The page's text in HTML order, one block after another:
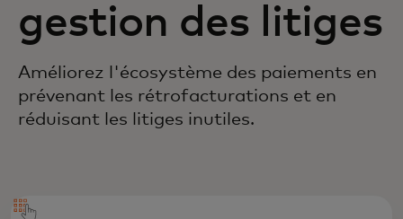
gestion des litiges
Améliorez l'écosystème des paiements en
prévenant les rétrofacturations et en
réduisant les litiges inutiles.